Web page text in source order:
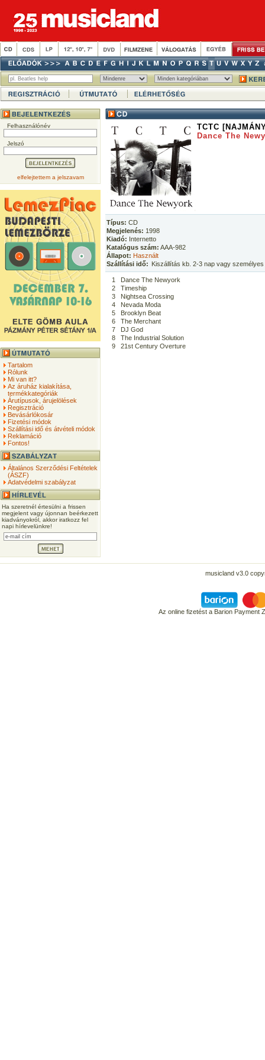
Felhasználónév
Jelszó
elfelejtettem a jelszavam
Tartalom
Rólunk
Mi van itt?
Az áruház kialakítása,
termékkategóriák
Árutípusok, árujelölések
Regisztráció
Bevásárlókosár
Fizetési módok
Szállítási idő és átvételi módok
Reklamáció
Fontos!
Általános Szerződési Feltételek
(ÁSZF)
Adatvédelmi szabályzat
Ha szeretnél értesülni a frissen
megjelent vagy újonnan beérkezett
kiadványokról, akkor iratkozz fel
napi hírlevelünkre!
TCTC
Dance The
Típus: CD
Megjelenés: 1998
Kiadó: Internetto
Katalógus szám: AAA-982
Állapot: Használt
Szállítási idő: Kiszállítás kb. 2-3 nap vagy
1
Dance The Newyork
2
Timeship
3
Nightsea Crossing
4
Nevada Moda
5
Brooklyn Beat
6
The Merchant
7
DJ God
8
The Industrial Solution
9
21st Century Overture
musicland v3.0
Az online fizetést a Barion Payment